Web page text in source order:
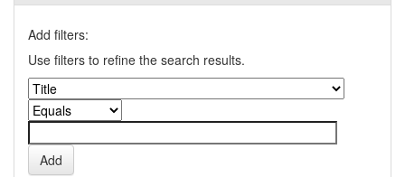
Add filters:
Use filters to refine the search results.